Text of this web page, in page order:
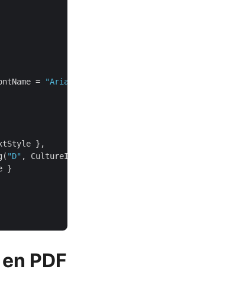
= "Arial"
},
"D" , CultureInfo.InvariantCulture),
}
PDF